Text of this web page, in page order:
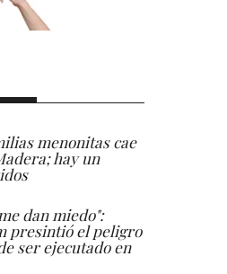
menonitas cae
hay un
dan miedo":
presintió el peligro
ser ejecutado en